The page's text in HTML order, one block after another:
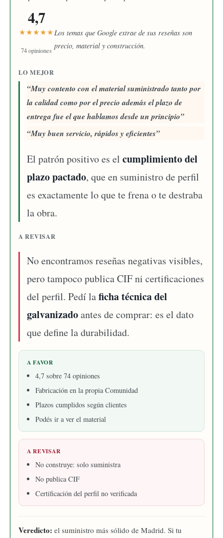
4,7
★★★★★
74 opiniones
Los temas que Google extrae de sus reseñas son
precio, material y construcción.
LO MEJOR
Muy contento con el material suministrado tanto por
la calidad como por el precio además el plazo de
entrega fue el que hablamos desde un principio
Muy buen servicio, rápidos y eficientes
El patrón positivo es el cumplimiento del
plazo pactado, que en suministro de perfil
es exactamente lo que te frena o te destraba
la obra.
A REVISAR
No encontramos reseñas negativas visibles,
pero tampoco publica CIF ni certificaciones
del perfil. Pedí laficha técnica del
galvanizadoantes de comprar: es el dato
que define la durabilidad.
A FAVOR
4,7 sobre 74 opiniones
Fabricación en la propia Comunidad
Plazos cumplidos según clientes
Podés ir a ver el material
A REVISAR
No construye: solo suministra
No publica CIF
Certificación del perfil no verificada
Veredicto: el suministro más sólido de Madrid. Si tu